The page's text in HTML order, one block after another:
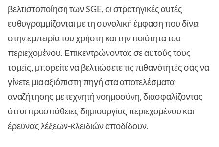
βελτιστοποίηση των SGE, οι στρατηγικές αυτές
ευθυγραμμίζονται με τη συνολική έμφαση που δίνει
στην εμπειρία του χρήστη και την ποιότητα του
περιεχομένου. Επικεντρώνοντας σε αυτούς τους
τομείς, μπορείτε να βελτιώσετε τις πιθανότητές σας να
γίνετε μια αξιόπιστη πηγή στα αποτελέσματα
αναζήτησης με τεχνητή νοημοσύνη, διασφαλίζοντας
ότι οι προσπάθειες δημιουργίας περιεχομένου και
έρευνας λέξεων-κλειδιών αποδίδουν.